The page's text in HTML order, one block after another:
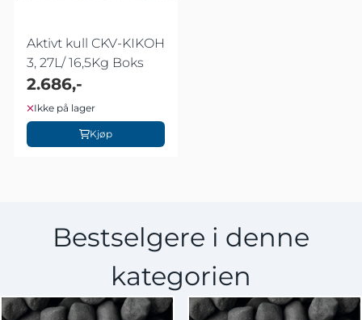
Aktivt kull CKV-KIKOH
3, 27L/ 16,5Kg Boks
2.686,-
Ikke på lager
Kjøp
Bestselgere i denne
kategorien